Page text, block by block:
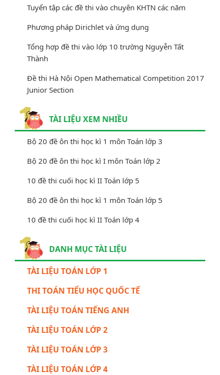
Tuyển tập các đề thi vào chuyên KHTN các năm
Phương pháp Dirichlet và ứng dụng
Tổng hợp đề thi vào lớp 10 trường Nguyễn Tất
Thành
Đề thi Hà Nội Open Mathematical Competition 2017
Junior Section
TÀI LIỆU XEM NHIỀU
Bộ 20 đề ôn thi học kì 1 môn Toán lớp 3
Bộ 20 đề ôn thi học kì I môn Toán lớp 2
10 đề thi cuối học kì II Toán lớp 5
Bộ 20 đề ôn thi học kì 1 môn Toán lớp 5
10 đề thi cuối học kì II Toán lớp 4
DANH MỤC TÀI LIỆU
TÀI LIỆU TOÁN LỚP 1
THI TOÁN TIỂU HỌC QUỐC TẾ
TÀI LIỆU TOÁN TIẾNG ANH
TÀI LIỆU TOÁN LỚP 2
TÀI LIỆU TOÁN LỚP 3
TÀI LIỆU TOÁN LỚP 4